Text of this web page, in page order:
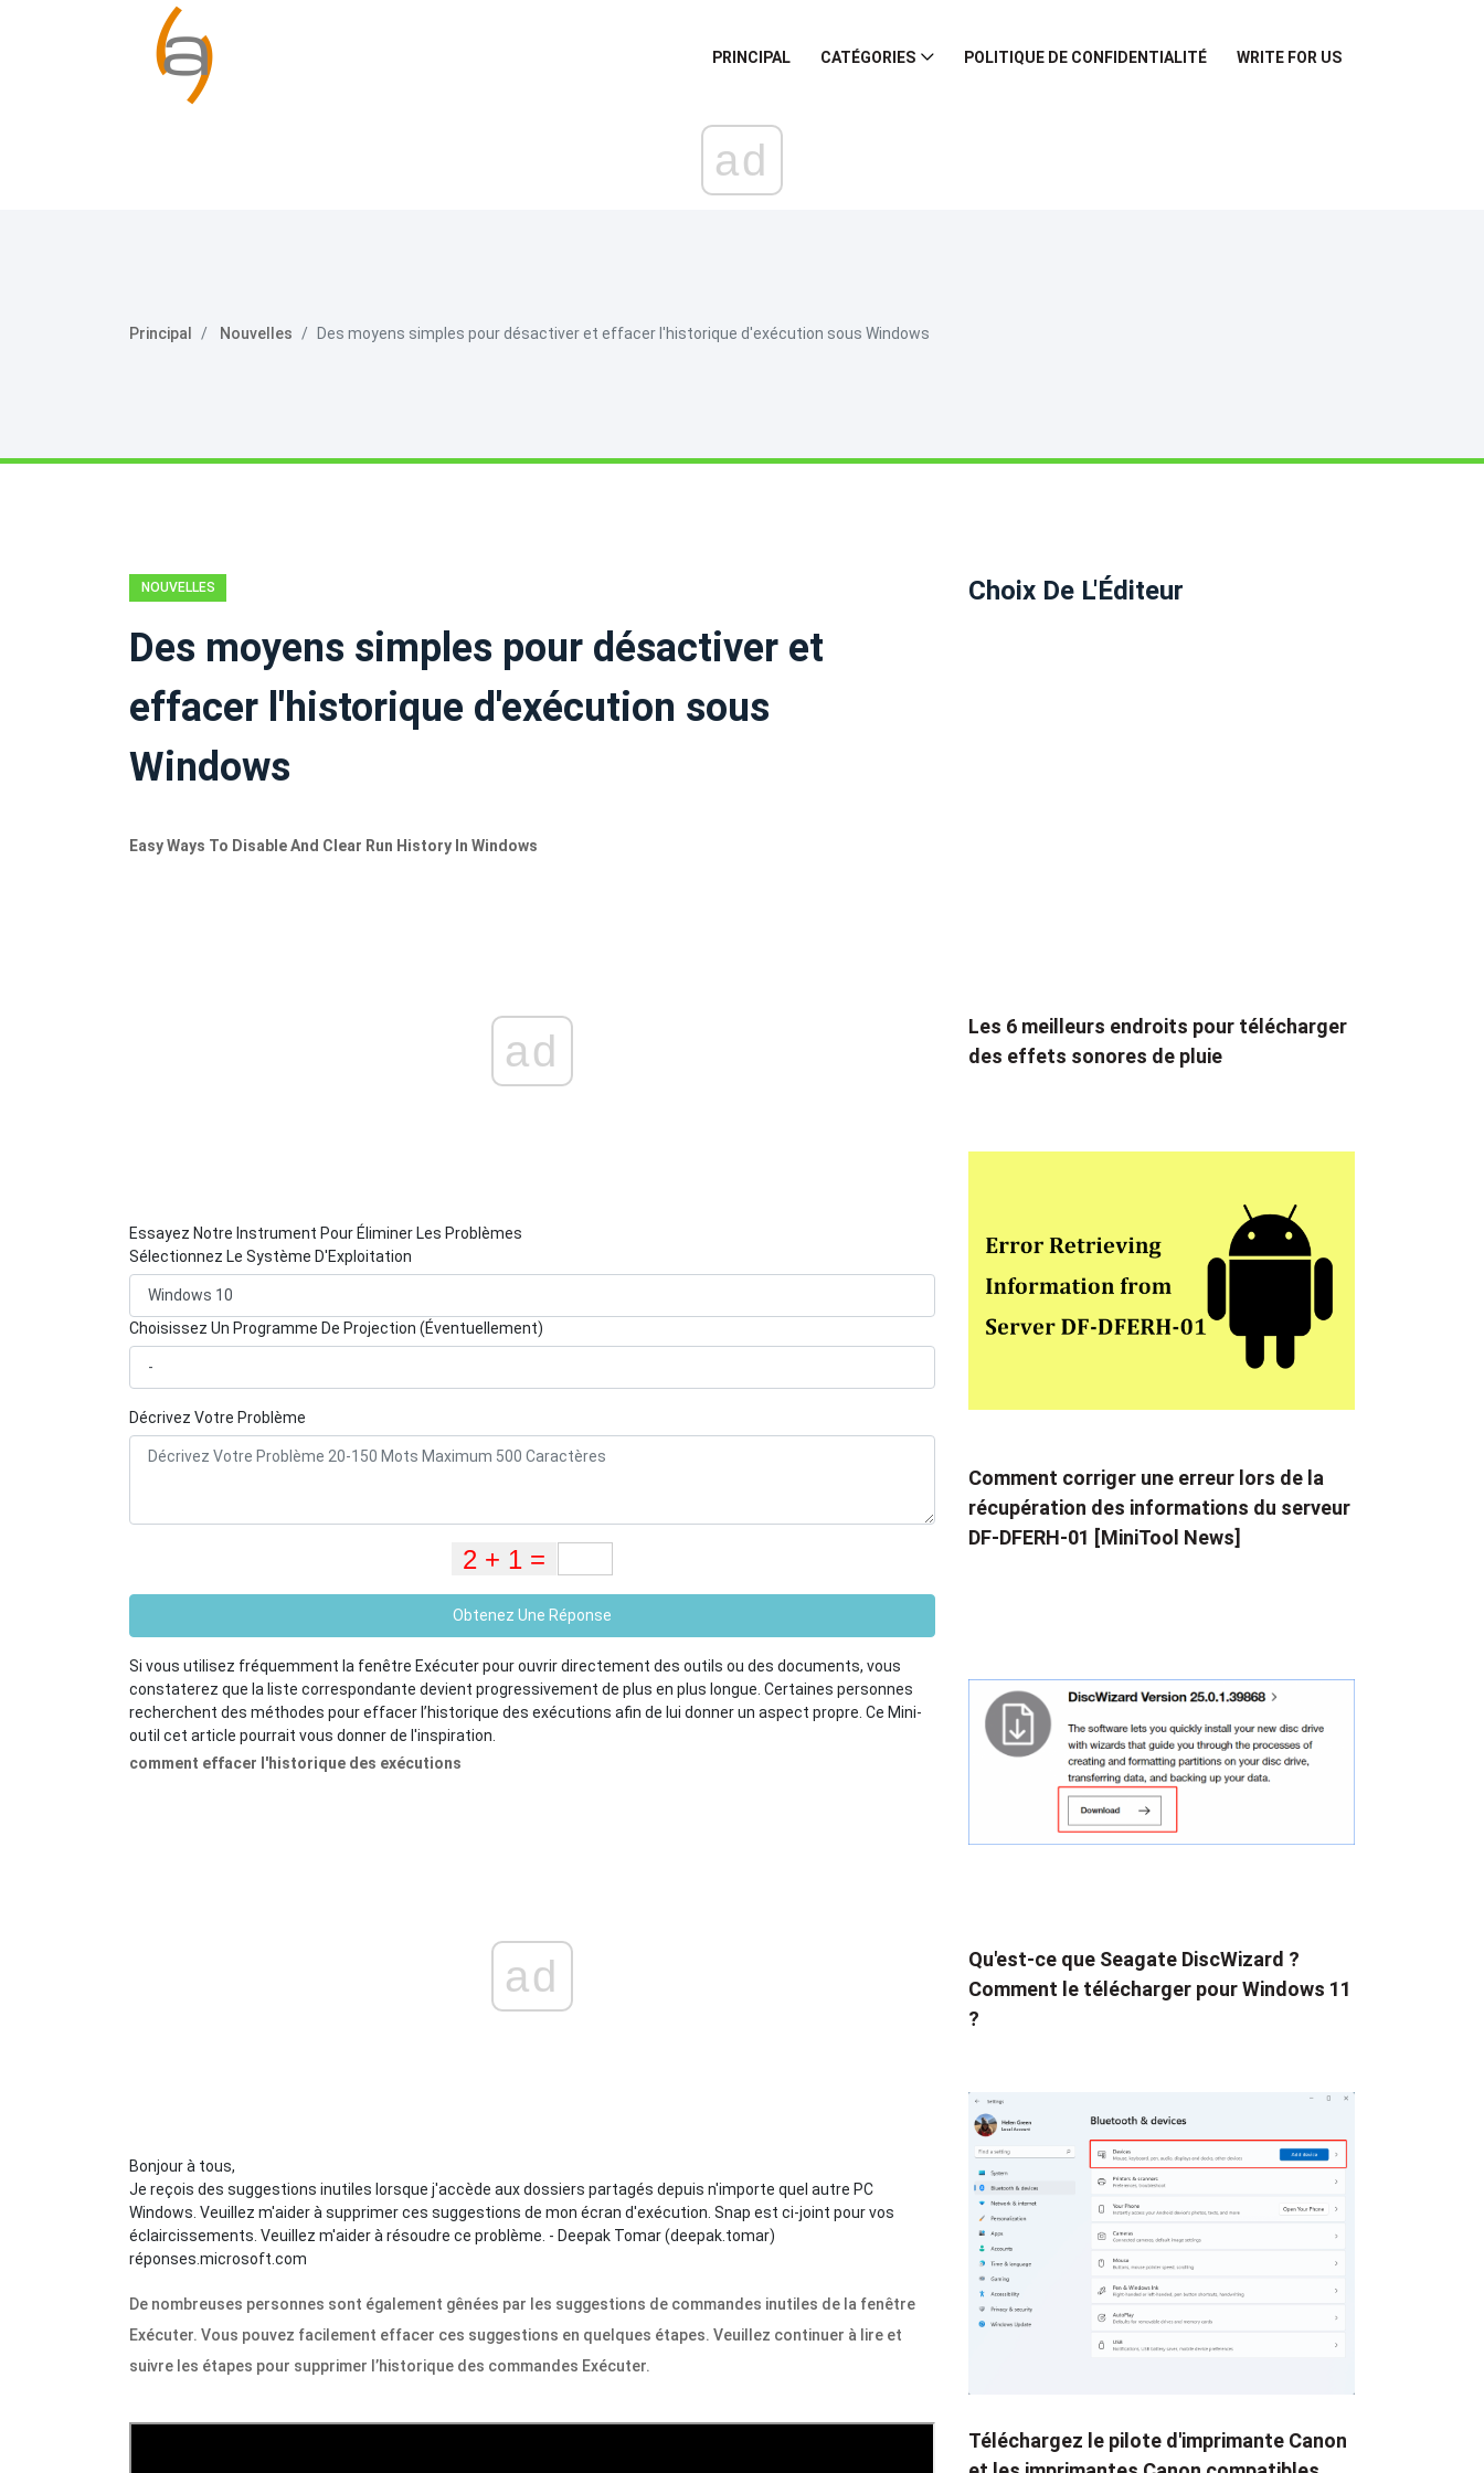
PRINCIPAL CATÉGORIES POLITIQUE DE CONFIDENTIALITÉ WRITE FOR US
ad
Principal Nouvelles Des moyens simples pour désactiver et effacer l'historique d'exécution sous Windows
NOUVELLES
Des moyens simples pour désactiver et
effacer l'historique d'exécution sous
Windows
Easy Ways To Disable And Clear Run History In Windows
ad
Essayez Notre Instrument Pour Éliminer Les Problèmes
Sélectionnez Le Système D'Exploitation
Choisissez Un Programme De Projection (Éventuellement)
Décrivez Votre Problème
Obtenez Une Réponse
Si vous utilisez fréquemment la fenêtre Exécuter pour ouvrir directement des outils ou des documents, vous
constaterez que la liste correspondante devient progressivement de plus en plus longue. Certaines personnes
recherchent des méthodes pour effacer l’historique des exécutions afin de lui donner un aspect propre. Ce Mini-
outil cet article pourrait vous donner de l'inspiration.
comment effacer l'historique des exécutions
ad
Bonjour à tous,
Je reçois des suggestions inutiles lorsque j'accède aux dossiers partagés depuis n'importe quel autre PC
Windows. Veuillez m'aider à supprimer ces suggestions de mon écran d'exécution. Snap est ci-joint pour vos
éclaircissements. Veuillez m'aider à résoudre ce problème. - Deepak Tomar (deepak.tomar)
réponses.microsoft.com
De nombreuses personnes sont également gênées par les suggestions de commandes inutiles de la fenêtre
Exécuter. Vous pouvez facilement effacer ces suggestions en quelques étapes. Veuillez continuer à lire et
suivre les étapes pour supprimer l’historique des commandes Exécuter.
Choix De L'Éditeur
Les 6 meilleurs endroits pour télécharger
des effets sonores de pluie
Comment corriger une erreur lors de la
récupération des informations du serveur
DF-DFERH-01 [MiniTool News]
Qu'est-ce que Seagate DiscWizard ?
Comment le télécharger pour Windows 11
?
Téléchargez le pilote d'imprimante Canon